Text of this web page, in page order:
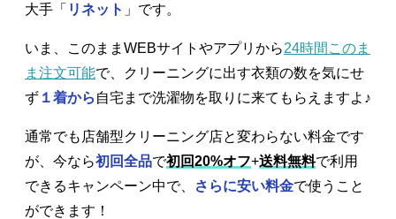
大手「 リネット 」です。
いま、このままWEBサイトやアプリから24時間このま
ま注文可能で、クリーニングに出す衣類の数を気にせ
ず １着から 自宅まで洗濯物を取りに来てもらえますよ♪
通常でも店舗型クリーニング店と変わらない料金です
が、今なら初回全品で初回20%オフ+送料無料で利用
できるキャンペーン中で、
さらに安い料金で使うこと
ができます！